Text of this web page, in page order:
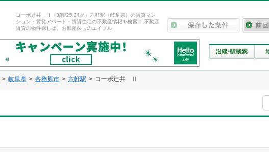
コーポ辻井 Ⅱ（3階/25.34㎡）六軒駅（岐阜県）の賃貸マン
ション・賃貸アパート・賃貸住宅の不動産情報を検索！ 不動産
賃貸の物件探しは、お部屋探しのエイブル
岐阜県 各務原市 六軒駅 コーポ辻井 Ⅱ